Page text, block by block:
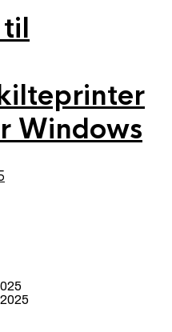
Windows